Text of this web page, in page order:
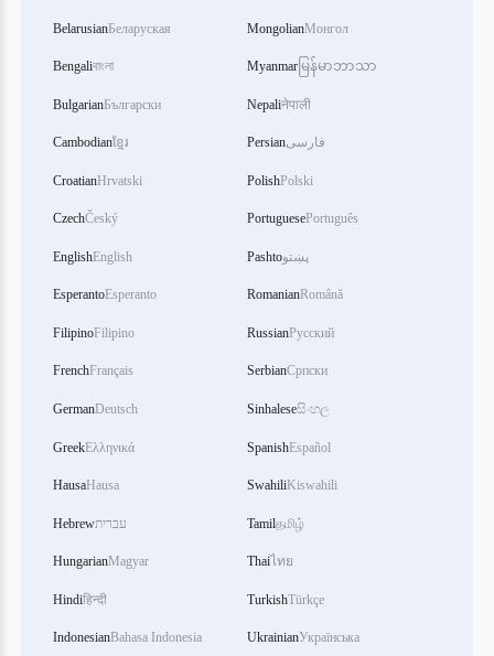
BelarusianБеларуская
Bengaliবাংলা
BulgarianБългарски
Cambodianខ្មែរ
CroatianHrvatski
CzechČeský
EnglishEnglish
EsperantoEsperanto
FilipinoFilipino
FrenchFrançais
GermanDeutsch
GreekΕλληνικά
HausaHausa
Hebrewעברית
HungarianMagyar
Hindiहिन्दी
IndonesianBahasa Indonesia
MongolianМонгол
Myanmar မြန်မာဘာသာ
Nepaliनेपाली
Persianفارسی
PolishPolski
PortuguesePortuguês
Pashtoپښتو
RomanianRomână
RussianРусский
SerbianСрпски
Sinhaleseසිංහල
SpanishEspañol
SwahiliKiswahili
Tamilதமிழ்
Thaiไทย
TurkishTürkçe
UkrainianУкраїнська